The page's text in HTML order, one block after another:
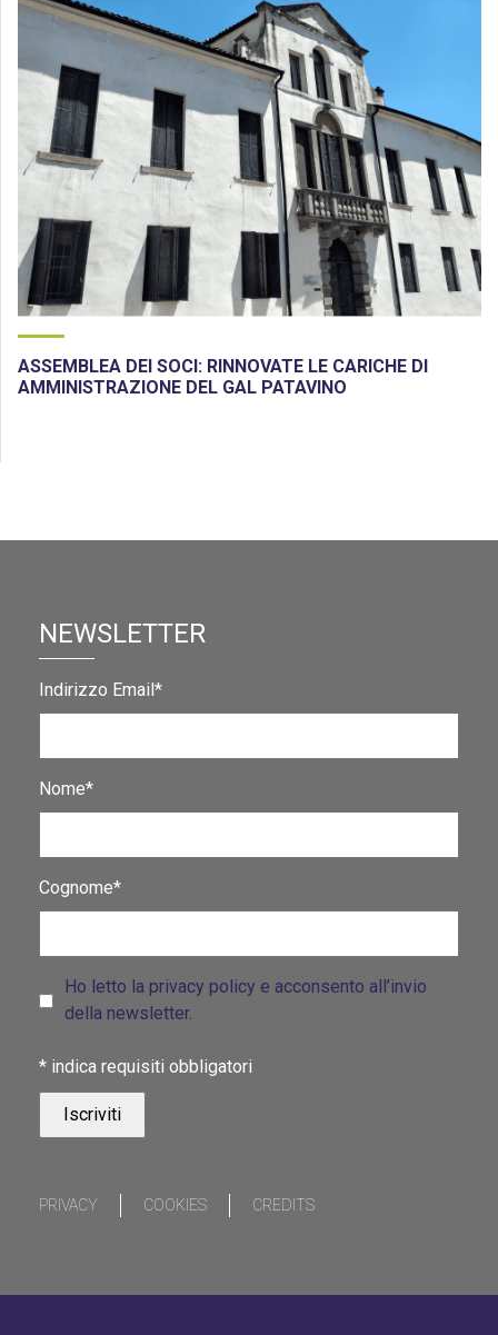
ASSEMBLEA DEI SOCI: RINNOVATE LE CARICHE DI
AMMINISTRAZIONE DEL GAL PATAVINO
NEWSLETTER
Indirizzo Email*
Nome*
Cognome*
Ho letto la privacy policy e acconsento all’invio
della newsletter.
* indica requisiti obbligatori
PRIVACY COOKIES CREDITS